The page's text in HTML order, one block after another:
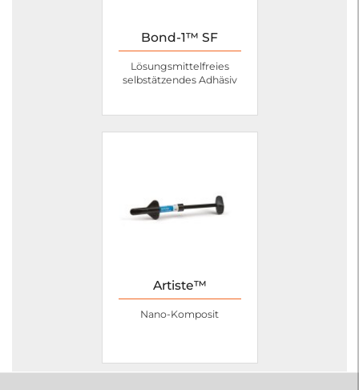
Bond-1™ SF
Lösungsmittelfreies
selbstätzendes Adhäsiv
Artiste™
Nano-Komposit